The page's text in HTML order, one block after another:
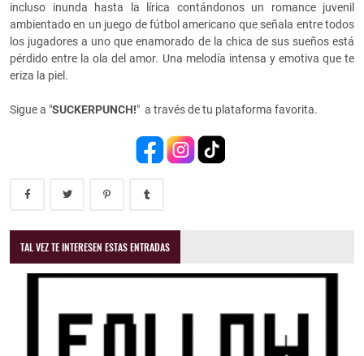
incluso inunda hasta la lírica contándonos un romance juvenil
ambientado en un juego de fútbol americano que señala entre todos
los jugadores a uno que enamorado de la chica de sus sueños está
pérdido entre la ola del amor. Una melodía intensa y emotiva que te
eriza la piel.
Sigue a "SUCKERPUNCH!" a través de tu plataforma favorita.
TAL VEZ TE INTERESEN ESTAS ENTRADAS